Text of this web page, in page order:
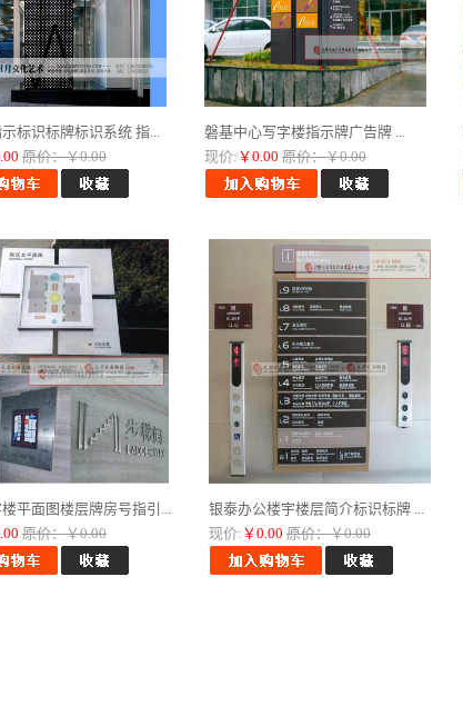
标识标牌标识系统 指...
原价：￥0.00
磐基中心写字楼指示牌广告牌 ...
现价: ￥0.00 原价：￥0.00
平面图楼层牌房号指引...
原价：￥0.00
银泰办公楼宇楼层简介标识标牌 ...
现价: ￥0.00 原价：￥0.00